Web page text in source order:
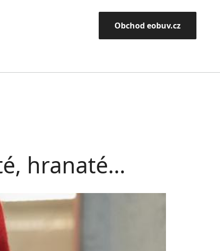
Obchod eobuv.cz
hranaté…